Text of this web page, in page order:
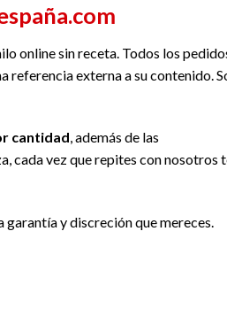
online sin receta. Todos los
referencia externa a su contenido.
cantidad, además de las
cada vez que repites con nosotros
y discreción que mereces.